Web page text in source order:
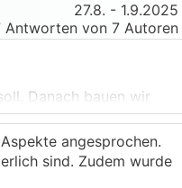
27.8. - 1.9.2025
Antworten von 7 Autoren
Danach bauen wir
(
) und leider
wollte ich hier kurz
angesprochen.
sind. Zudem wurde